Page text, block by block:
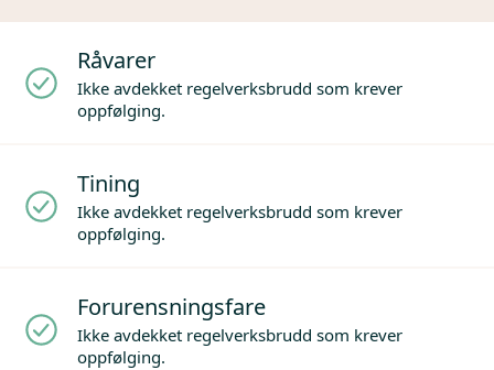
Råvarer
Ikke avdekket regelverksbrudd som krever
oppfølging.
Tining
Ikke avdekket regelverksbrudd som krever
oppfølging.
Forurensningsfare
Ikke avdekket regelverksbrudd som krever
oppfølging.